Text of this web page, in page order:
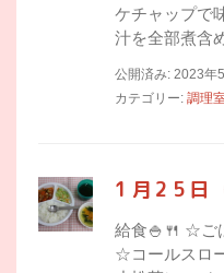
ケチャップで
汁を全部煮含
公開済み: 2023年
カテゴリー: 調理
1月25日
給食🍚🍴 ☆ご
☆コールスロ